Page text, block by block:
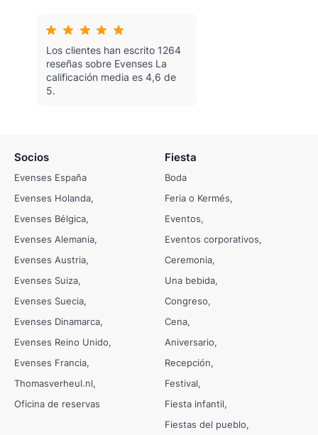
Los clientes han escrito 1264
reseñas sobre Evenses La
calificación media es 4,6 de
5.
Socios
Evenses España
Evenses Holanda
Evenses Bélgica
Evenses Alemania
Evenses Austria
Evenses Suiza
Evenses Suecia
Evenses Dinamarca
Evenses Reino Unido
Evenses Francia
Thomasverheul.nl
Oficina de reservas
Fiesta
Boda
Feria o Kermés
Eventos
Eventos corporativos
Ceremonia
Una bebida
Congreso
Cena
Aniversario
Recepción
Festival
Fiesta infantil
Fiestas del pueblo